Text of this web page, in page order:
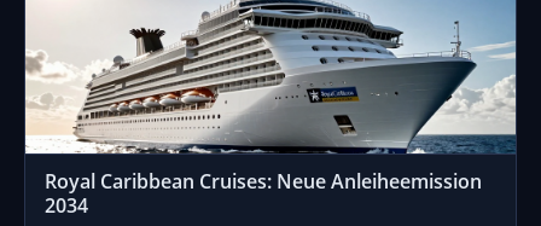
Royal Caribbean Cruises: Neue Anleiheemission
2034